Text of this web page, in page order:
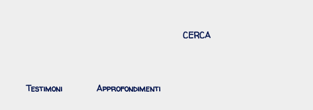
CERCA
Testimoni Approfondimenti